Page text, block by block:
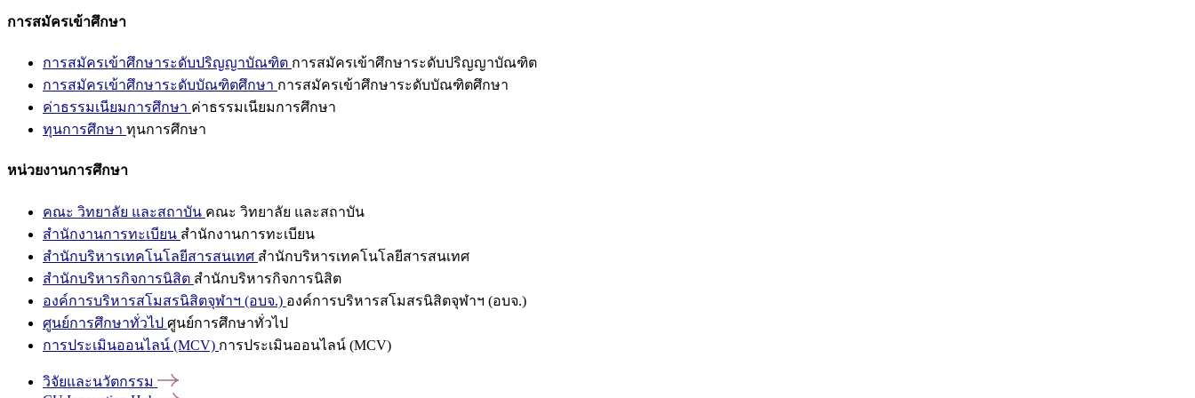
การสมัครเข้าศึกษา
การสมัครเข้าศึกษาระดับปริญญาบัณฑิต การสมัครเข้าศึกษาระดับปริญญาบัณฑิต
การสมัครเข้าศึกษาระดับบัณฑิตศึกษา การสมัครเข้าศึกษาระดับบัณฑิตศึกษา
ค่าธรรมเนียมการศึกษา ค่าธรรมเนียมการศึกษา
ทุนการศึกษา ทุนการศึกษา
หน่วยงานการศึกษา
คณะ วิทยาลัย และสถาบัน คณะ วิทยาลัย และสถาบัน
สำนักงานการทะเบียน สำนักงานการทะเบียน
สำนักบริหารเทคโนโลยีสารสนเทศ สำนักบริหารเทคโนโลยีสารสนเทศ
สำนักบริหารกิจการนิสิต สำนักบริหารกิจการนิสิต
องค์การบริหารสโมสรนิสิตจุฬาฯ (อบจ.) องค์การบริหารสโมสรนิสิตจุฬาฯ (อบจ.)
ศูนย์การศึกษาทั่วไป ศูนย์การศึกษาทั่วไป
การประเมินออนไลน์ (MCV) การประเมินออนไลน์ (MCV)
วิจัยและนวัตกรรม